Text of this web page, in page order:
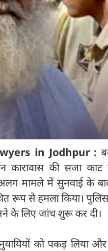
in Jodhpur :
कारावास की सजा
मामले में सुनवाई के
रूप से हमला किया। पुलिस
के लिए जांच शुरू कर दी।
को पकड़ लिया